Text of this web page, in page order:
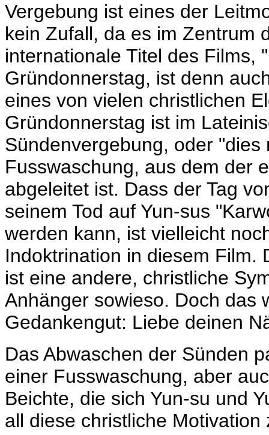
Vergebung ist eines der
kein Zufall, da es im Zentrum
internationale Titel des Films,
Gründonnerstag, ist denn
eines von vielen christlichen
Gründonnerstag ist im
Sündenvergebung, oder "dies
Fusswaschung, aus dem der
abgeleitet ist. Dass der Tag
seinem Tod auf Yun-sus
werden kann, ist vielleicht
Indoktrination in diesem Film.
ist eine andere, christliche
Anhänger sowieso. Doch das
Gedankengut: Liebe deinen
Das Abwaschen der Sünden
einer Fusswaschung, aber
Beichte, die sich Yun-su und
all diese christliche